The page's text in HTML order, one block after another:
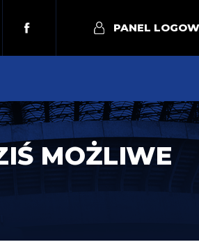
PANEL
MOŻLIWE